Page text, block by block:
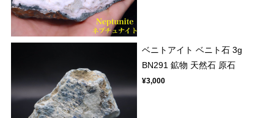
ベニトアイト ベニト石 3g
BN291 鉱物 天然石 原石
¥3,000